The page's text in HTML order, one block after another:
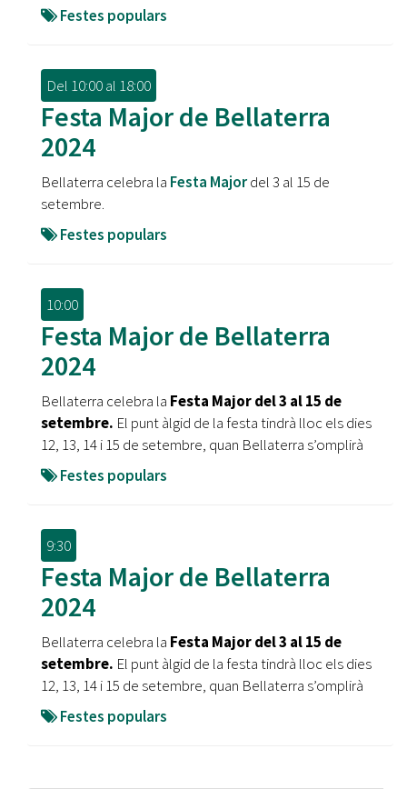
Festes populars
Del 10:00al 18:00
Festa Major de Bellaterra
2024
Bellaterra celebra la Festa Majordel 3 al 15 de
setembre.
Festes populars
10:00
Festa Major de Bellaterra
2024
Bellaterra celebra la Festa Major del 3 al 15 de
setembre. El punt àlgid de la festa tindrà lloc els dies
12, 13, 14 i 15 de setembre, quan Bellaterra s’omplirà
Festes populars
9:30
Festa Major de Bellaterra
2024
Bellaterra celebra la Festa Major del 3 al 15 de
setembre. El punt àlgid de la festa tindrà lloc els dies
12, 13, 14 i 15 de setembre, quan Bellaterra s’omplirà
Festes populars